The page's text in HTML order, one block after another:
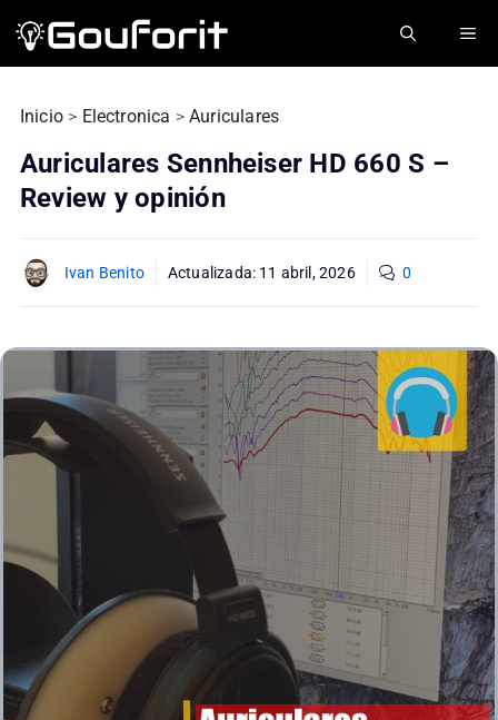
Inicio > Electronica >Auriculares
Auriculares Sennheiser HD 660 S –
Review y opinión
Ivan Benito Actualizada: 11 abril, 2026 0